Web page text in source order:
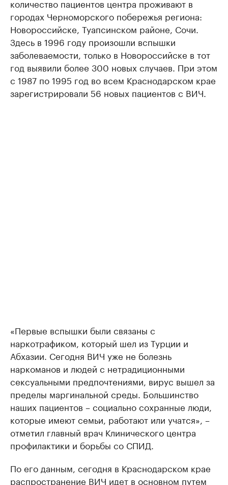
количество пациентов центра проживают в
городах Черноморского побережья региона:
Новороссийске, Туапсинском районе, Сочи.
Здесь в 1996 году произошли вспышки
заболеваемости, только в Новороссийске в тот
год выявили более 300 новых случаев. При этом
с 1987 по 1995 год во всем Краснодарском крае
зарегистрировали 56 новых пациентов с ВИЧ.
«Первые вспышки были связаны с
наркотрафиком, который шел из Турции и
Абхазии. Сегодня ВИЧ уже не болезнь
наркоманов и людей с нетрадиционными
сексуальными предпочтениями, вирус вышел за
пределы маргинальной среды. Большинство
наших пациентов – социально сохранные люди,
которые имеют семьи, работают или учатся», –
отметил главный врач Клинического центра
профилактики и борьбы со СПИД.
По его данным, сегодня в Краснодарском крае
распространение ВИЧ идет в основном путем